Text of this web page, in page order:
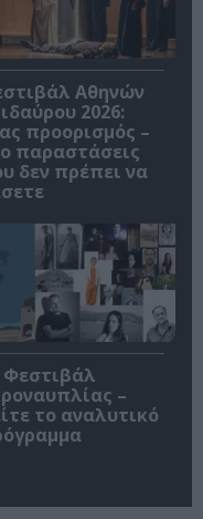
Αθηνών
2026:
προορισμός –
παραστάσεις
δεν πρέπει να
Φεστιβάλ
–
το αναλυτικό